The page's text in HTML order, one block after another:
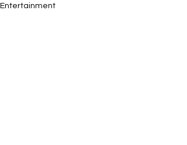
Entertainment